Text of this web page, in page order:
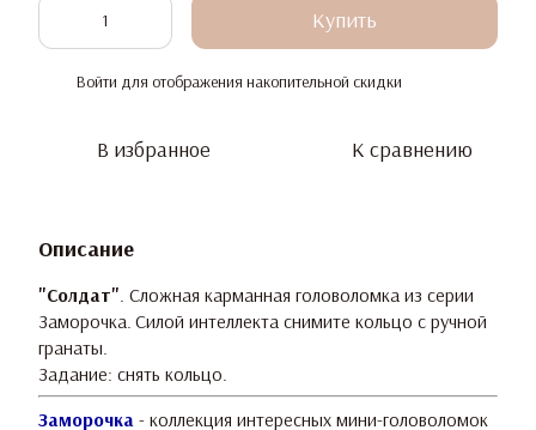
Купить
Войти для отображения накопительной скидки
В избранное К сравнению
Описание
"Солдат". Сложная карманная головоломка из серии
Заморочка. Силой интеллекта снимите кольцо с ручной
гранаты.
Задание: снять кольцо.
Заморочка - коллекция интересных мини-головоломок